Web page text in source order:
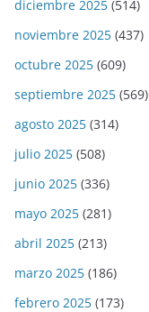
diciembre 2025 (514)
noviembre 2025 (437)
octubre 2025 (609)
septiembre 2025 (569)
agosto 2025 (314)
julio 2025 (508)
junio 2025 (336)
mayo 2025 (281)
abril 2025 (213)
marzo 2025 (186)
febrero 2025 (173)